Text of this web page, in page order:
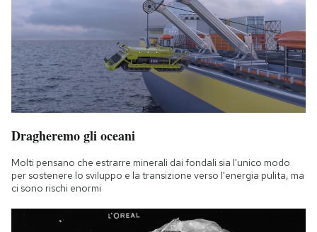
Dragheremo gli oceani
Molti pensano che estrarre minerali dai fondali sia l'unico modo
per sostenere lo sviluppo e la transizione verso l'energia pulita, ma
ci sono rischi enormi